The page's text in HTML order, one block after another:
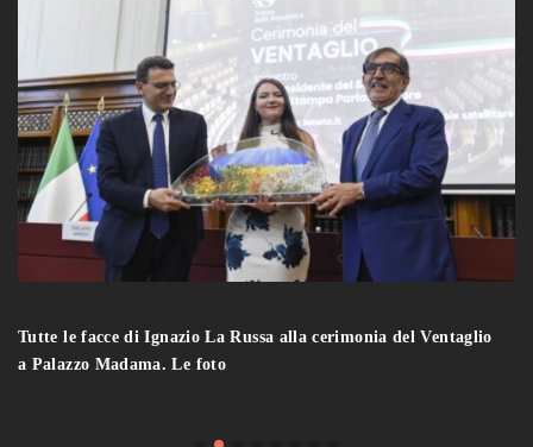
Tutte le facce di Ignazio La Russa alla cerimonia del Ventaglio
a Palazzo Madama. Le foto